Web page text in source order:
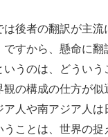
後者の翻訳が主流
すから、懸命に翻
うのは、どういう
の構成の仕方が似
人や南アジア人は
ことは、世界の捉